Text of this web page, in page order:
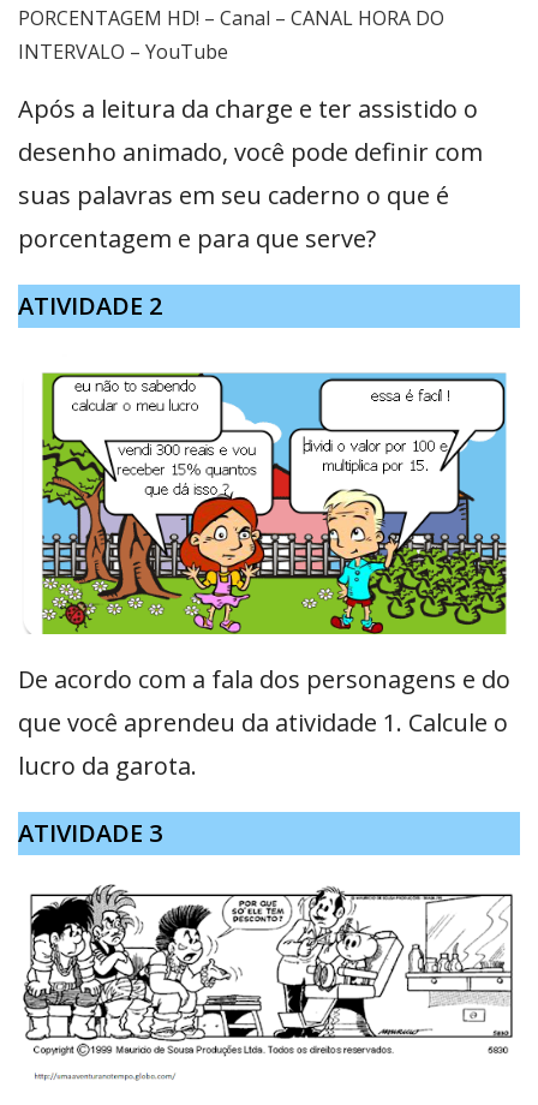
PORCENTAGEM HD! – Canal – CANAL HORA DO
INTERVALO – YouTube
Após a leitura da charge e ter assistido o
desenho animado, você pode definir com
suas palavras em seu caderno o que é
porcentagem e para que serve?
ATIVIDADE 2
De acordo com a fala dos personagens e do
que você aprendeu da atividade 1. Calcule o
lucro da garota.
ATIVIDADE 3